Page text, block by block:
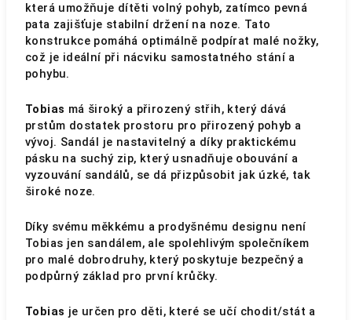
která umožňuje dítěti volný pohyb, zatímco pevná
pata zajišťuje stabilní držení na noze. Tato
konstrukce pomáhá optimálně podpírat malé nožky,
což je ideální při nácviku samostatného stání a
pohybu.
Tobias má široký a přirozený střih, který dává
prstům dostatek prostoru pro přirozený pohyb a
vývoj. Sandál je nastavitelný a díky praktickému
pásku na suchý zip, který usnadňuje obouvání a
vyzouvání sandálů, se dá přizpůsobit jak úzké, tak
široké noze.
Díky svému měkkému a prodyšnému designu není
Tobias jen sandálem, ale spolehlivým společníkem
pro malé dobrodruhy, který poskytuje bezpečný a
podpůrný základ pro první krůčky.
Tobias je určen pro děti, které se učí chodit/stát a